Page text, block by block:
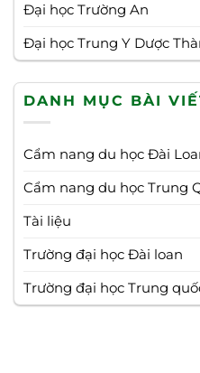
Đại học Trường An
Đại học Trung Y Dược
DANH MỤC BÀI
Cẩm nang du học Đài
Cẩm nang du học Trung
Tài liệu
Trường đại học Đài loan
Trường đại học Trung